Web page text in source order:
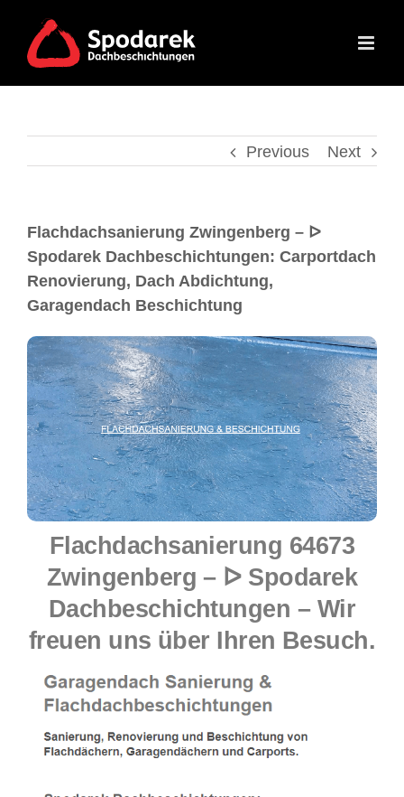
Previous Next
Flachdachsanierung Zwingenberg – ᐅ
Spodarek Dachbeschichtungen: Carportdach
Renovierung, Dach Abdichtung,
Garagendach Beschichtung
Flachdachsanierung 64673
Zwingenberg – ᐅ Spodarek
Dachbeschichtungen – Wir
freuen uns über Ihren Besuch.